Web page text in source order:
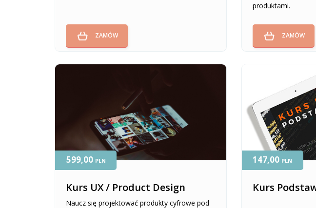
ZAMÓW
produktami.
ZAMÓW
Kurs UX / Product Design
Naucz się projektować produkty cyfrowe pod
599,00 PLN
Kurs
147,00 PLN